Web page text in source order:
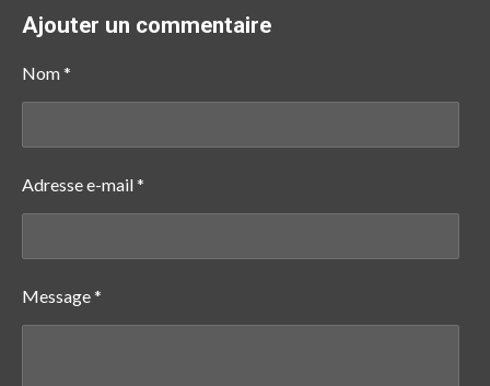
t
a
e
t
a
t
a
t
a
Ajouter un commentaire
Nom *
Adresse e-mail *
Message *